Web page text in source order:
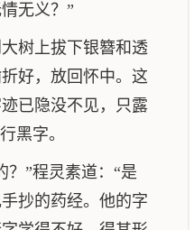
无义？”
树上拔下银簪和透
好，放回怀中。这
已隐没不见，只露
黑字。
？”程灵素道：“是
抄的药经。他的字